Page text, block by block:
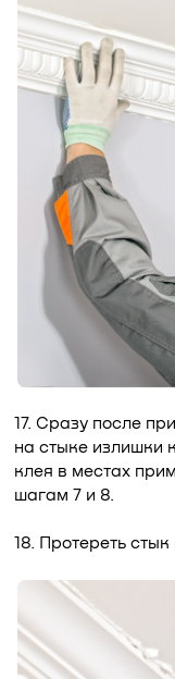
17. Сразу после
на стыке излишки
клея в местах
шагам 7 и 8.
18. Протереть